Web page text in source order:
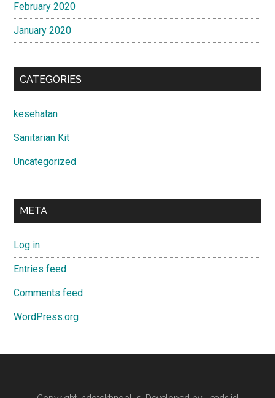
February 2020
January 2020
CATEGORIES
kesehatan
Sanitarian Kit
Uncategorized
META
Log in
Entries feed
Comments feed
WordPress.org